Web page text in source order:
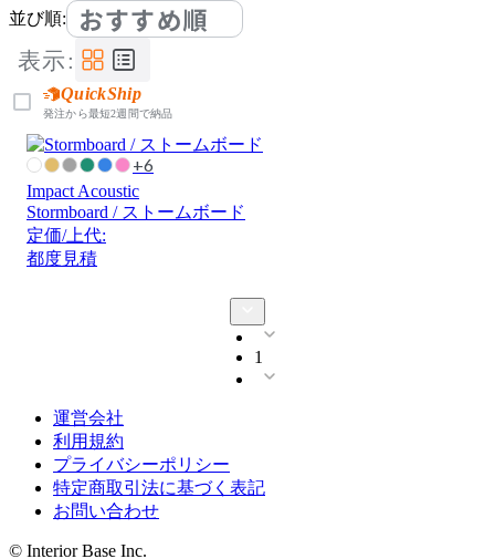
並び順: おすすめ順
表示:
QuickShip
発注から最短2週間で納品
+6
Impact Acoustic
Stormboard / ストームボード
定価/上代:
都度見積
1
運営会社
利用規約
プライバシーポリシー
特定商取引法に基づく表記
お問い合わせ
© Interior Base Inc.